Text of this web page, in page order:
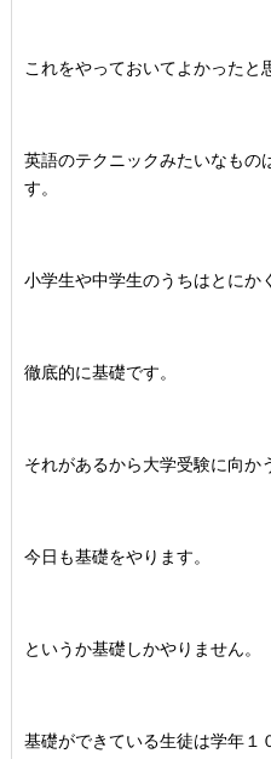
これをやっておいてよかったと
英語のテクニックみたいなもの
す。
小学生や中学生のうちはとにか
徹底的に基礎です。
それがあるから大学受験に向か
今日も基礎をやります。
というか基礎しかやりません。
基礎ができている生徒は学年１